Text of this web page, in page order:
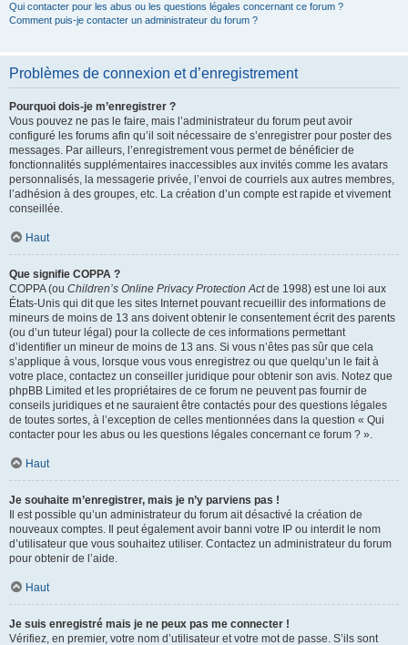
Qui contacter pour les abus ou les questions légales concernant ce forum ?
Comment puis-je contacter un administrateur du forum ?
Problèmes de connexion et d’enregistrement
Pourquoi dois-je m’enregistrer ?
Vous pouvez ne pas le faire, mais l’administrateur du forum peut avoir
configuré les forums afin qu’il soit nécessaire de s’enregistrer pour poster des
messages. Par ailleurs, l’enregistrement vous permet de bénéficier de
fonctionnalités supplémentaires inaccessibles aux invités comme les avatars
personnalisés, la messagerie privée, l’envoi de courriels aux autres membres,
l’adhésion à des groupes, etc. La création d’un compte est rapide et vivement
conseillée.
Haut
Que signifie COPPA ?
COPPA (ou Children’s Online Privacy Protection Actde 1998) est une loi aux
États-Unis qui dit que les sites Internet pouvant recueillir des informations de
mineurs de moins de 13 ans doivent obtenir le consentement écrit des parents
(ou d’un tuteur légal) pour la collecte de ces informations permettant
d’identifier un mineur de moins de 13 ans. Si vous n’êtes pas sûr que cela
s’applique à vous, lorsque vous vous enregistrez ou que quelqu’un le fait à
votre place, contactez un conseiller juridique pour obtenir son avis. Notez que
phpBB Limited et les propriétaires de ce forum ne peuvent pas fournir de
conseils juridiques et ne sauraient être contactés pour des questions légales
de toutes sortes, à l’exception de celles mentionnées dans la question « Qui
contacter pour les abus ou les questions légales concernant ce forum ? ».
Haut
Je souhaite m’enregistrer, mais je n’y parviens pas !
Il est possible qu’un administrateur du forum ait désactivé la création de
nouveaux comptes. Il peut également avoir banni votre IP ou interdit le nom
d’utilisateur que vous souhaitez utiliser. Contactez un administrateur du forum
pour obtenir de l’aide.
Haut
Je suis enregistré mais je ne peux pas me connecter !
Vérifiez, en premier, votre nom d’utilisateur et votre mot de passe. S’ils sont